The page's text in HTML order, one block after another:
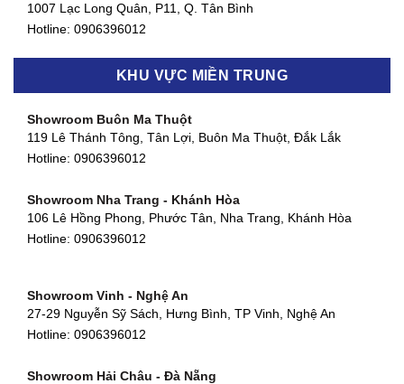
1007 Lạc Long Quân, P11, Q. Tân Bình
Hotline: 0906396012
Showroom Biên Hòa - Đồng Nai
Showroom Thuận An - Bình Dương
Showroom Quận 11 - TP. HCM
Showroom Quận 4 - TP. HCM
127 Khánh Hội, Phường 3, Quận 4,TP. HCM
KHU VỰC MIỀN TRUNG
Showroom Buôn Ma Thuột
119 Lê Thánh Tông, Tân Lợi, Buôn Ma Thuột, Đắk Lắk
Hotline: 0906396012
Showroom Nha Trang - Khánh Hòa
106 Lê Hồng Phong, Phước Tân, Nha Trang, Khánh Hòa
Hotline: 0906396012
Showroom Vinh - Nghệ An
27-29 Nguyễn Sỹ Sách, Hưng Bình, TP Vinh, Nghệ An
Hotline: 0906396012
Showroom Hải Châu - Đà Nẵng